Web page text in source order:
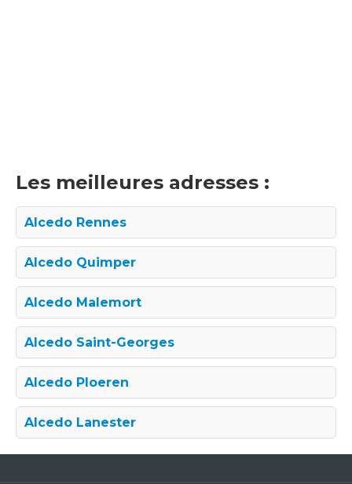
Les meilleures adresses :
Alcedo Rennes
Alcedo Quimper
Alcedo Malemort
Alcedo Saint-Georges
Alcedo Ploeren
Alcedo Lanester